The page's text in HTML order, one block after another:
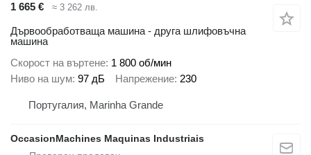
1 665 €
≈ 3 262 лв.
Дървообработваща машина - друга шлифовъчна
машина
Скорост на въртене 1 800 об/мин
Ниво на шум 97 дБ Напрежение 230
Португалия, Marinha Grande
OccasionMachines Maquinas Industriais